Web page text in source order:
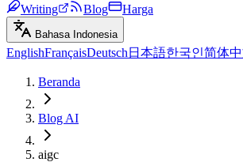
Writing
Blog Harga
Bahasa Indonesia
EnglishFrançaisDeutsch 日本語한국인简体
Beranda
Blog AI
aigc